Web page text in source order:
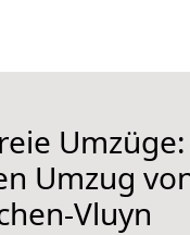
Umzug
Vluyn